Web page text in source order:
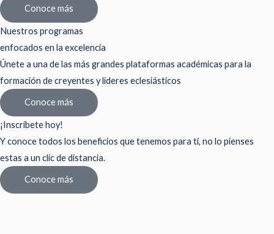
Conoce más
Nuestros programas
enfocados en la excelencia
Únete a una de las más grandes plataformas académicas para la
formación de creyentes y líderes eclesiásticos
Conoce más
¡Inscríbete hoy!
Y conoce todos los beneficios que tenemos para ti, no lo pienses
estas a un clic de distancia.
Conoce más